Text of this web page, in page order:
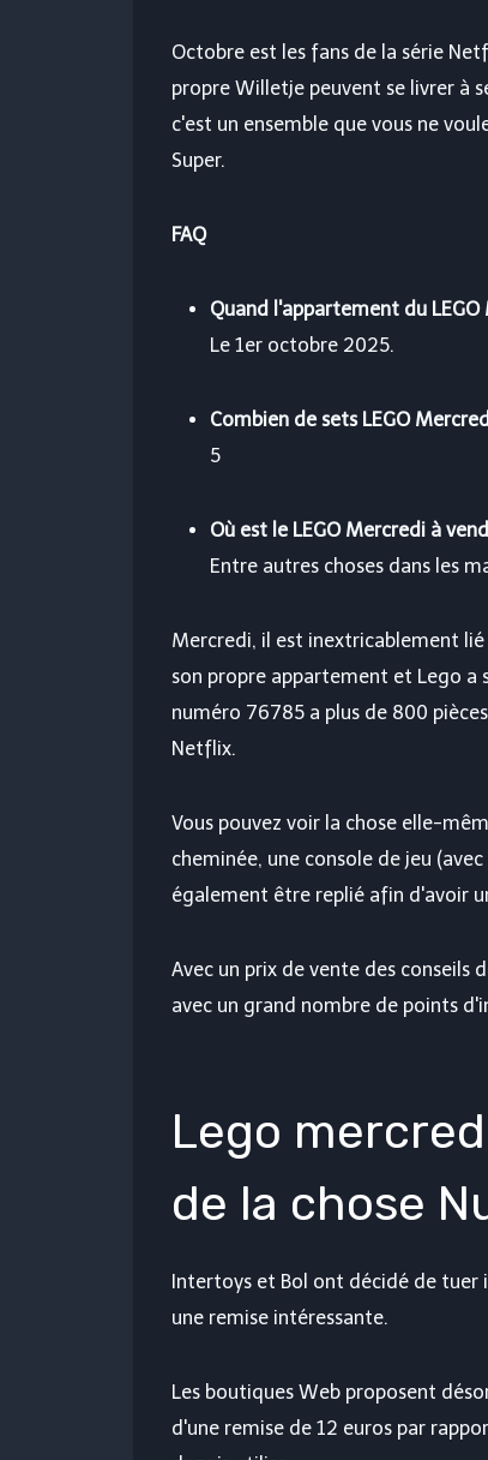
Octobre est les fans de la série
propre Willetje peuvent se livrer à
c'est un ensemble que vous ne
Super.
FAQ
Quand l'appartement du
Le 1er octobre 2025.
Combien de sets LEGO
5
Où est le LEGO Mercredi à
Entre autres choses dans les
Mercredi, il est inextricablement
son propre appartement et Lego a
numéro 76785 a plus de 800
Netflix.
Vous pouvez voir la chose elle-
cheminée, une console de jeu
également être replié afin d'avoir
Avec un prix de vente des conseils
avec un grand nombre de points
Lego
de la chose
Intertoys et Bol ont décidé de tuer
une remise intéressante.
Les boutiques Web proposent
d'une remise de 12 euros par